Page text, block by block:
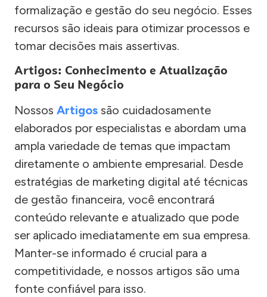
formalização e gestão do seu negócio. Esses
recursos são ideais para otimizar processos e
tomar decisões mais assertivas.
Artigos: Conhecimento e Atualização
para o Seu Negócio
Nossos Artigos são cuidadosamente
elaborados por especialistas e abordam uma
ampla variedade de temas que impactam
diretamente o ambiente empresarial. Desde
estratégias de marketing digital até técnicas
de gestão financeira, você encontrará
conteúdo relevante e atualizado que pode
ser aplicado imediatamente em sua empresa.
Manter-se informado é crucial para a
competitividade, e nossos artigos são uma
fonte confiável para isso.